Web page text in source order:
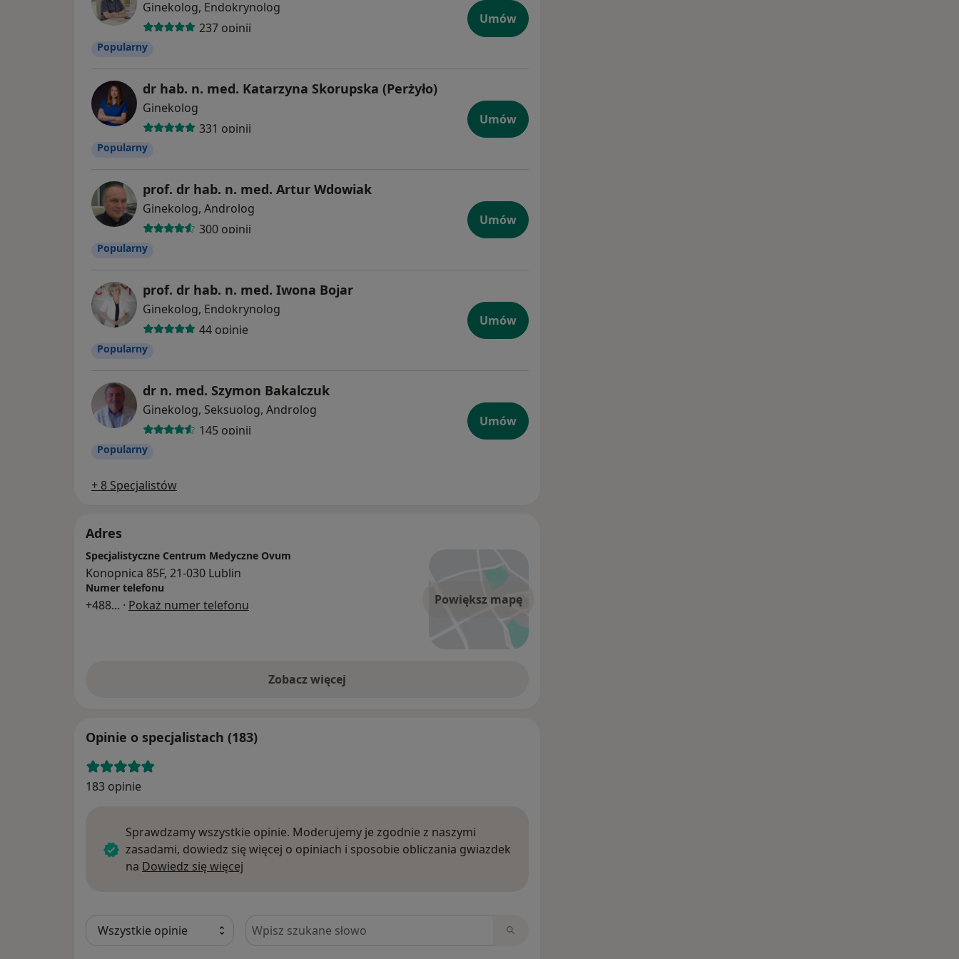
Ginekolog, Endokrynolog
237 opinii
Popularny
Umów
dr hab. n. med. Katarzyna Skorupska (Perżyło)
Ginekolog
331 opinii
Popularny
Umów
prof. dr hab. n. med. Artur Wdowiak
Ginekolog, Androlog
300 opinii
Popularny
Umów
prof. dr hab. n. med. Iwona Bojar
Ginekolog, Endokrynolog
44 opinie
Popularny
Umów
dr n. med. Szymon Bakalczuk
Ginekolog, Seksuolog, Androlog
145 opinii
Popularny
Umów
+ 8 Specjalistów
Adres
Powiększ mapę
Specjalistyczne Centrum Medyczne Ovum
Konopnica 85F, 21-030 Lublin
Numer telefonu
+488... · Pokaż numer telefonu
Zobacz więcej
Opinie o specjalistach (183)
183 opinie
Sprawdzamy wszystkie opinie. Moderujemy je zgodnie z naszymi
zasadami, dowiedz się więcej o opiniach i sposobie obliczania gwiazdek
na Dowiedz się więcej
Szukaj w opiniach